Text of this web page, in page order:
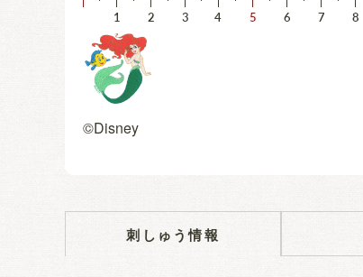
©Disney
刺しゅう情報